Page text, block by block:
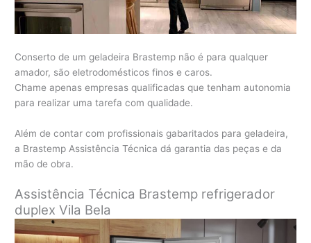
Conserto de um geladeira Brastemp não é para qualquer
amador, são eletrodomésticos finos e caros.
Chame apenas empresas qualificadas que tenham autonomia
para realizar uma tarefa com qualidade.
Além de contar com profissionais gabaritados para geladeira,
a Brastemp Assistência Técnica dá garantia das peças e da
mão de obra.
Assistência Técnica Brastemp refrigerador
duplexVila Bela